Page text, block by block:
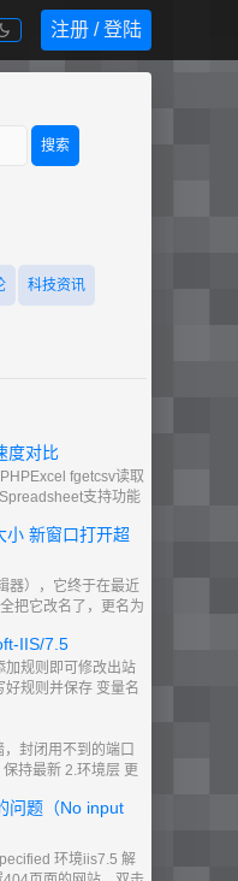
注册 / 登陆
搜索
科技资讯
度对比
fgetcsv读取
支持功能
小 新窗口打开超
器），它终于在最近
把它改名了，更名为
IIS/7.5
加规则即可修改出站
规则并保存 变量名
封闭用不到的端口
持最新 2.环境层 更
问题（No input
环境iis7.5 解